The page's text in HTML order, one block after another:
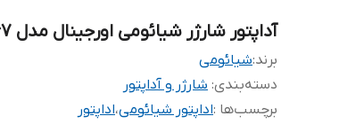
آداپتور شارژر شیائومی اورجینال مدل 67 وات
برند:شیائومی
دسته‌بندی: شارژر و آداپتور
برچسب‌ها :اداپتور شیائومی،اداپتور